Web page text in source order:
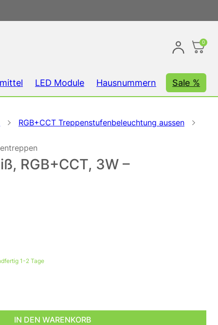
0
LED Module Hausnummern Sale %
RGB+CCT Treppenstufenbeleuchtung aussen
RGB+CCT, 3W –
1-2 Tage
IN DEN WARENKORB